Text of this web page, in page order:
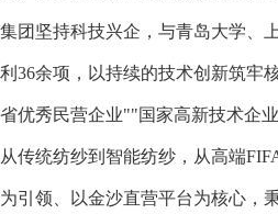
集团坚持科技兴企，与青岛大学、
利36余项，以持续的技术创新筑牢
省优秀民营企业""国家高新技术企
从传统纺纱到智能纺纱，从高端
为引领、以金沙直营平台为核心，